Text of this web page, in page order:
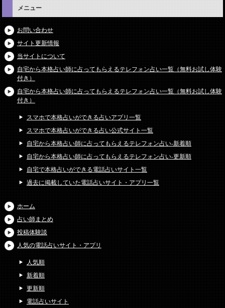
メニュー
お問い合わせ
サイト更新情報
当サイトについて
自宅から本格占い師に占ってもらえるテレフォン占い一覧（無料お試し体験
付き）
自宅から本格占い師に占ってもらえるテレフォン占い一覧（無料お試し体験
付き）
スマホで本格占いができる占いアプリ一覧
スマホで本格占いができる占い公式サイト一覧
自宅から本格占い師に占ってもらえるテレフォン占い-新着順
自宅から本格占い師に占ってもらえるテレフォン占い-更新順
自宅で本格占いができる電話占いサイト一覧
過去に掲載していた電話占いサイト・アプリ一覧
ホーム
占い師まとめ
投稿体験談
人気の電話占いサイト・アプリ
人気順
新着順
更新順
電話占いサイト